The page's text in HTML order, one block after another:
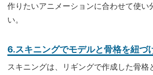
作りたいアニメーションに合わせて使い
い。
6.スキニングでモデルと骨格を紐づ
スキニングは、リギングで作成した骨格